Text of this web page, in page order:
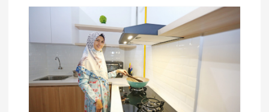
o
k
r A
p
p
Li
n
k